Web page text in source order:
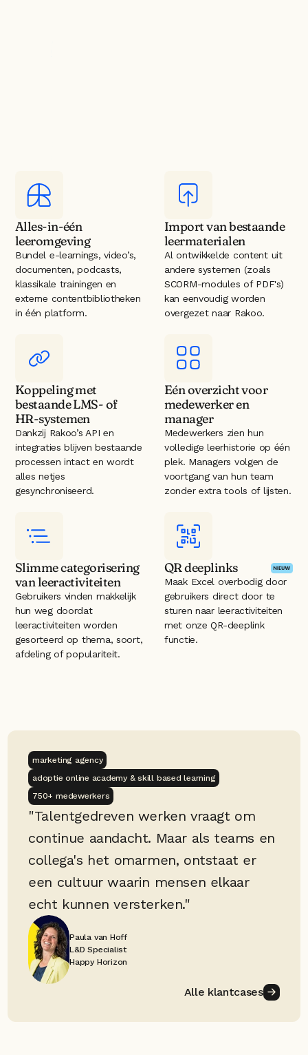
Alles-in-één
leeromgeving
Bundel e-learnings, video’s,
documenten, podcasts,
klassikale trainingen en
externe contentbibliotheken
in één platform.
Import van bestaande
leermaterialen
Al ontwikkelde content uit
andere systemen (zoals
SCORM-modules of PDF's)
kan eenvoudig worden
overgezet naar Rakoo.
Koppeling met
bestaande LMS- of
HR-systemen
Dankzij Rakoo’s API en
integraties blijven bestaande
processen intact en wordt
alles netjes
gesynchroniseerd.
Eén overzicht voor
medewerker en
manager
Medewerkers zien hun
volledige leerhistorie op één
plek. Managers volgen de
voortgang van hun team
zonder extra tools of lijsten.
Slimme categorisering
van leeractiviteiten
Gebruikers vinden makkelijk
hun weg doordat
leeractiviteiten worden
gesorteerd op thema, soort,
afdeling of populariteit.
QR deeplinks
Maak Excel overbodig door
gebruikers direct door te
sturen naar leeractiviteiten
met onze QR-deeplink
functie.
marketing agency
adoptie online academy & skill based learning
750+ medewerkers
"Talentgedreven werken vraagt om
continue aandacht. Maar als teams en
collega's het omarmen, ontstaat er
een cultuur waarin mensen elkaar
echt kunnen versterken."
Paula van Hoff
L&D Specialist
Happy Horizon
Alle klantcases